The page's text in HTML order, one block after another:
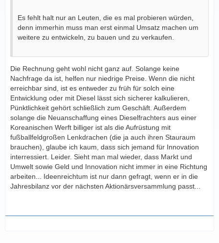
Es fehlt halt nur an Leuten, die es mal probieren würden,
denn immerhin muss man erst einmal Umsatz machen um
weitere zu entwickeln, zu bauen und zu verkaufen.
Die Rechnung geht wohl nicht ganz auf. Solange keine
Nachfrage da ist, helfen nur niedrige Preise. Wenn die nicht
erreichbar sind, ist es entweder zu früh für solch eine
Entwicklung oder mit Diesel lässt sich sicherer kalkulieren,
Pünktlichkeit gehört schließlich zum Geschäft. Außerdem
solange die Neuanschaffung eines Dieselfrachters aus einer
Koreanischen Werft billiger ist als die Aufrüstung mit
fußballfeldgroßen Lenkdrachen (die ja auch ihren Stauraum
brauchen), glaube ich kaum, dass sich jemand für Innovation
interressiert. Leider. Sieht man mal wieder, dass Markt und
Umwelt sowie Geld und Innovation nicht immer in eine Richtung
arbeiten... Ideenreichtum ist nur dann gefragt, wenn er in die
Jahresbilanz vor der nächsten Aktionärsversammlung passt...